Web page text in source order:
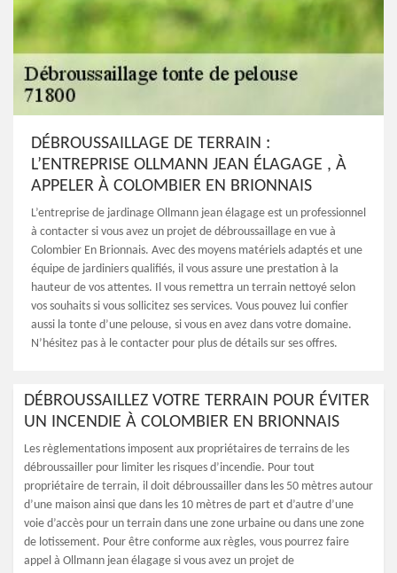
DÉBROUSSAILLAGE DE TERRAIN :
L’ENTREPRISE OLLMANN JEAN ÉLAGAGE , À
APPELER À COLOMBIER EN BRIONNAIS
L’entreprise de jardinage Ollmann jean élagage est un professionnel
à contacter si vous avez un projet de débroussaillage en vue à
Colombier En Brionnais. Avec des moyens matériels adaptés et une
équipe de jardiniers qualifiés, il vous assure une prestation à la
hauteur de vos attentes. Il vous remettra un terrain nettoyé selon
vos souhaits si vous sollicitez ses services. Vous pouvez lui confier
aussi la tonte d’une pelouse, si vous en avez dans votre domaine.
N’hésitez pas à le contacter pour plus de détails sur ses offres.
DÉBROUSSAILLEZ VOTRE TERRAIN POUR ÉVITER
UN INCENDIE À COLOMBIER EN BRIONNAIS
Les règlementations imposent aux propriétaires de terrains de les
débroussailler pour limiter les risques d’incendie. Pour tout
propriétaire de terrain, il doit débroussailler dans les 50 mètres autour
d’une maison ainsi que dans les 10 mètres de part et d’autre d’une
voie d’accès pour un terrain dans une zone urbaine ou dans une zone
de lotissement. Pour être conforme aux règles, vous pourrez faire
appel à Ollmann jean élagage si vous avez un projet de